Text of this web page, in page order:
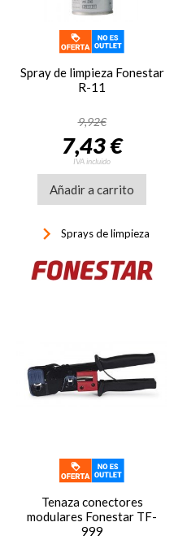
Spray de limpieza Fonestar
R-11
9,92€
7,43 €
IVA incluido
Añadir a carrito
keyboard_arrow_right Sprays de limpieza
Tenaza conectores
modulares Fonestar TF-
999